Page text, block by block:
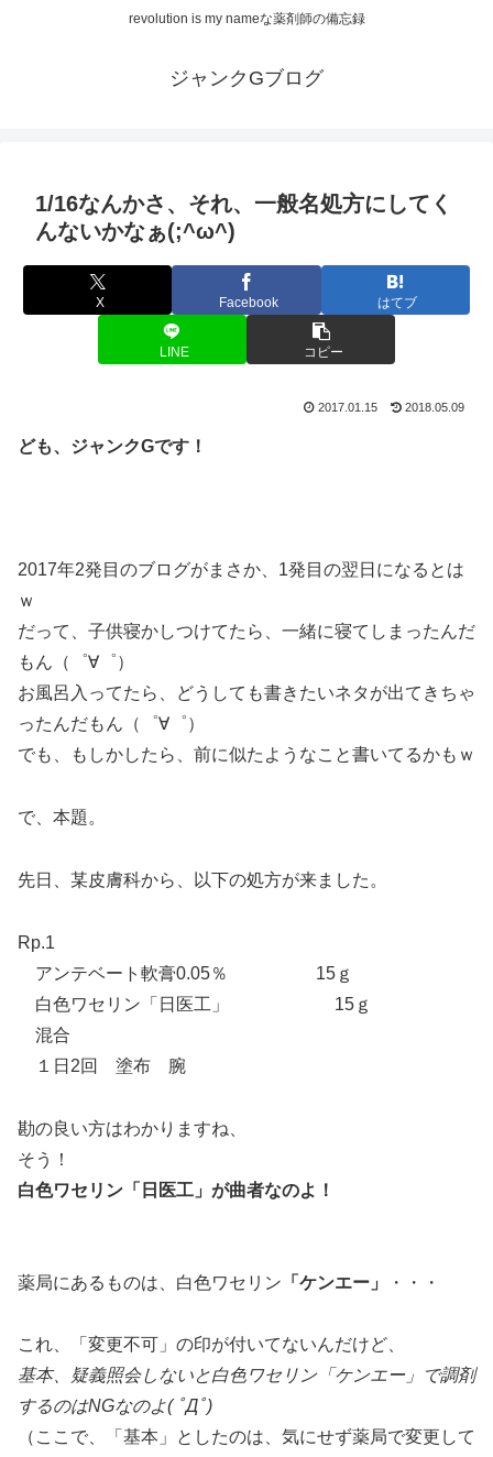
revolution is my nameな薬剤師の備忘録
ジャンクGブログ
1/16なんかさ、それ、一般名処方にしてく
んないかなぁ(;^ω^)
X Facebook はてブ
LINE コピー
2017.01.15 2018.05.09
ども、ジャンクGです！
2017年2発目のブログがまさか、1発目の翌日になるとは
ｗ
だって、子供寝かしつけてたら、一緒に寝てしまったんだ
もん（゜∀゜）
お風呂入ってたら、どうしても書きたいネタが出てきちゃ
ったんだもん（゜∀゜）
でも、もしかしたら、前に似たようなこと書いてるかもｗ
で、本題。
先日、某皮膚科から、以下の処方が来ました。
Rp.1
アンテベート軟膏0.05％ 15ｇ
白色ワセリン「日医工」 15ｇ
混合
１日2回 塗布 腕
勘の良い方はわかりますね、
そう！
白色ワセリン「日医工」が曲者なのよ！
薬局にあるものは、白色ワセリン 「ケンエー」 ・・・
これ、「変更不可」の印が付いてないんだけど、
基本、疑義照会しないと白色ワセリン「ケンエー」で調剤
するのはNGなのよ( ﾟДﾟ)
（ここで、「基本」としたのは、気にせず薬局で変更して